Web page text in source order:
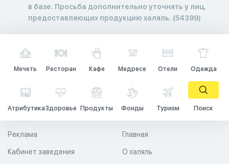
в базе. Просьба дополнительно уточнять у лиц,
предоставляющих продукцию халяль. (54399)
Мечеть Ресторан Кафе Медресе Отели Одежда
АтрибутикаЗдоровье Продукты Фонды Туризм Поиск
Главная
О халяль
Реклама
Кабинет заведения